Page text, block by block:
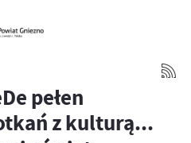
pełen
z kulturą...